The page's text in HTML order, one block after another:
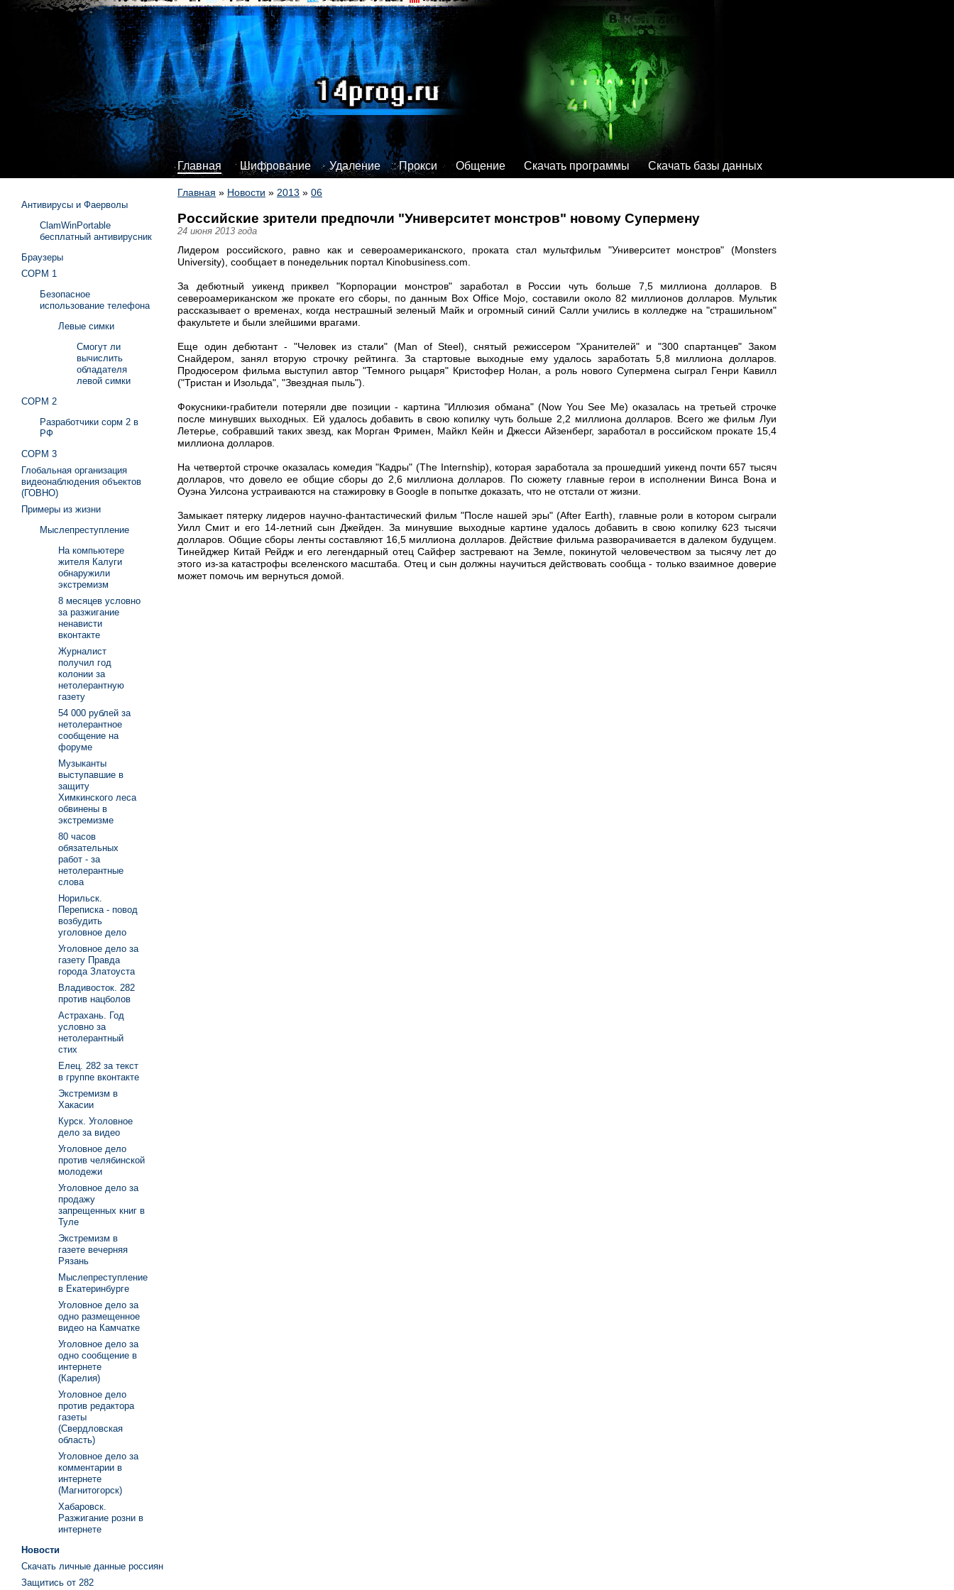
Главная Шифрование Удаление Прокси Общение Скачать программы Скачать базы данных
Главная » Новости » 2013 » 06
Российские зрители предпочли "Университет монстров" новому Супермену
24 июня 2013 года
Лидером российского, равно как и североамериканского, проката стал мультфильм "Университет монстров" (Monsters
University), сообщает в понедельник портал Kinobusiness.com.
За дебютный уикенд приквел "Корпорации монстров" заработал в России чуть больше 7,5 миллиона долларов. В
североамериканском же прокате его сборы, по данным Box Office Mojo, составили около 82 миллионов долларов. Мультик
рассказывает о временах, когда нестрашный зеленый Майк и огромный синий Салли учились в колледже на "страшильном"
факультете и были злейшими врагами.
Еще один дебютант - "Человек из стали" (Man of Steel), снятый режиссером "Хранителей" и "300 спартанцев" Заком
Снайдером, занял вторую строчку рейтинга. За стартовые выходные ему удалось заработать 5,8 миллиона долларов.
Продюсером фильма выступил автор "Темного рыцаря" Кристофер Нолан, а роль нового Супермена сыграл Генри Кавилл
("Тристан и Изольда", "Звездная пыль").
Фокусники-грабители потеряли две позиции - картина "Иллюзия обмана" (Now You See Me) оказалась на третьей строчке
после минувших выходных. Ей удалось добавить в свою копилку чуть больше 2,2 миллиона долларов. Всего же фильм Луи
Летерье, собравший таких звезд, как Морган Фримен, Майкл Кейн и Джесси Айзенберг, заработал в российском прокате 15,4
миллиона долларов.
На четвертой строчке оказалась комедия "Кадры" (The Internship), которая заработала за прошедший уикенд почти 657 тысяч
долларов, что довело ее общие сборы до 2,6 миллиона долларов. По сюжету главные герои в исполнении Винса Вона и
Оуэна Уилсона устраиваются на стажировку в Google в попытке доказать, что не отстали от жизни.
Замыкает пятерку лидеров научно-фантастический фильм "После нашей эры" (After Earth), главные роли в котором сыграли
Уилл Смит и его 14-летний сын Джейден. За минувшие выходные картине удалось добавить в свою копилку 623 тысячи
долларов. Общие сборы ленты составляют 16,5 миллиона долларов. Действие фильма разворачивается в далеком будущем.
Тинейджер Китай Рейдж и его легендарный отец Сайфер застревают на Земле, покинутой человечеством за тысячу лет до
этого из-за катастрофы вселенского масштаба. Отец и сын должны научиться действовать сообща - только взаимное доверие
может помочь им вернуться домой.
Антивирусы и Фаерволы
ClamWinPortable
бесплатный антивирусник
Браузеры
СОРМ 1
Безопасное
использование телефона
Левые симки
Смогут ли
вычислить
обладателя
левой симки
СОРМ 2
Разработчики сорм 2 в
РФ
СОРМ 3
Глобальная организация
видеонаблюдения объектов
(ГОВНО)
Примеры из жизни
Мыслепреступление
На компьютере
жителя Калуги
обнаружили
экстремизм
8 месяцев условно
за разжигание
ненависти
вконтакте
Журналист
получил год
колонии за
нетолерантную
газету
54 000 рублей за
нетолерантное
сообщение на
форуме
Музыканты
выступавшие в
защиту
Химкинского леса
обвинены в
экстремизме
80 часов
обязательных
работ - за
нетолерантные
слова
Норильск.
Переписка - повод
возбудить
уголовное дело
Уголовное дело за
газету Правда
города Златоуста
Владивосток. 282
против нацболов
Астрахань. Год
условно за
нетолерантный
стих
Елец. 282 за текст
в группе вконтакте
Экстремизм в
Хакасии
Курск. Уголовное
дело за видео
Уголовное дело
против челябинской
молодежи
Уголовное дело за
продажу
запрещенных книг в
Туле
Экстремизм в
газете вечерняя
Рязань
Мыслепреступление
в Екатеринбурге
Уголовное дело за
одно размещенное
видео на Камчатке
Уголовное дело за
одно сообщение в
интернете
(Карелия)
Уголовное дело
против редактора
газеты
(Свердловская
область)
Уголовное дело за
комментарии в
интернете
(Магнитогорск)
Хабаровск.
Разжигание розни в
интернете
Новости
Скачать личные данные россиян
Защитись от 282